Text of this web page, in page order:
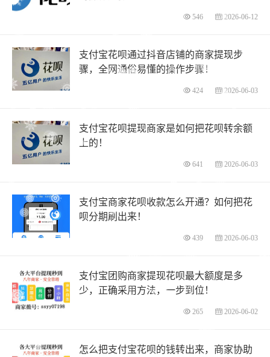
546 2026-06-12
支付宝花呗通过抖音店铺的商家提现步
骤，全网通俗易懂的操作步骤！
424 2026-06-03
支付宝花呗提现商家是如何把花呗转余额
上的！
641 2026-06-03
支付宝商家花呗收款怎么开通？如何把花
呗分期刷出来！
439 2026-06-03
支付宝团购商家提现花呗最大额度是多
少，正确采用方法，一步到位！
265 2026-06-02
怎么把支付宝花呗的钱转出来，商家协助